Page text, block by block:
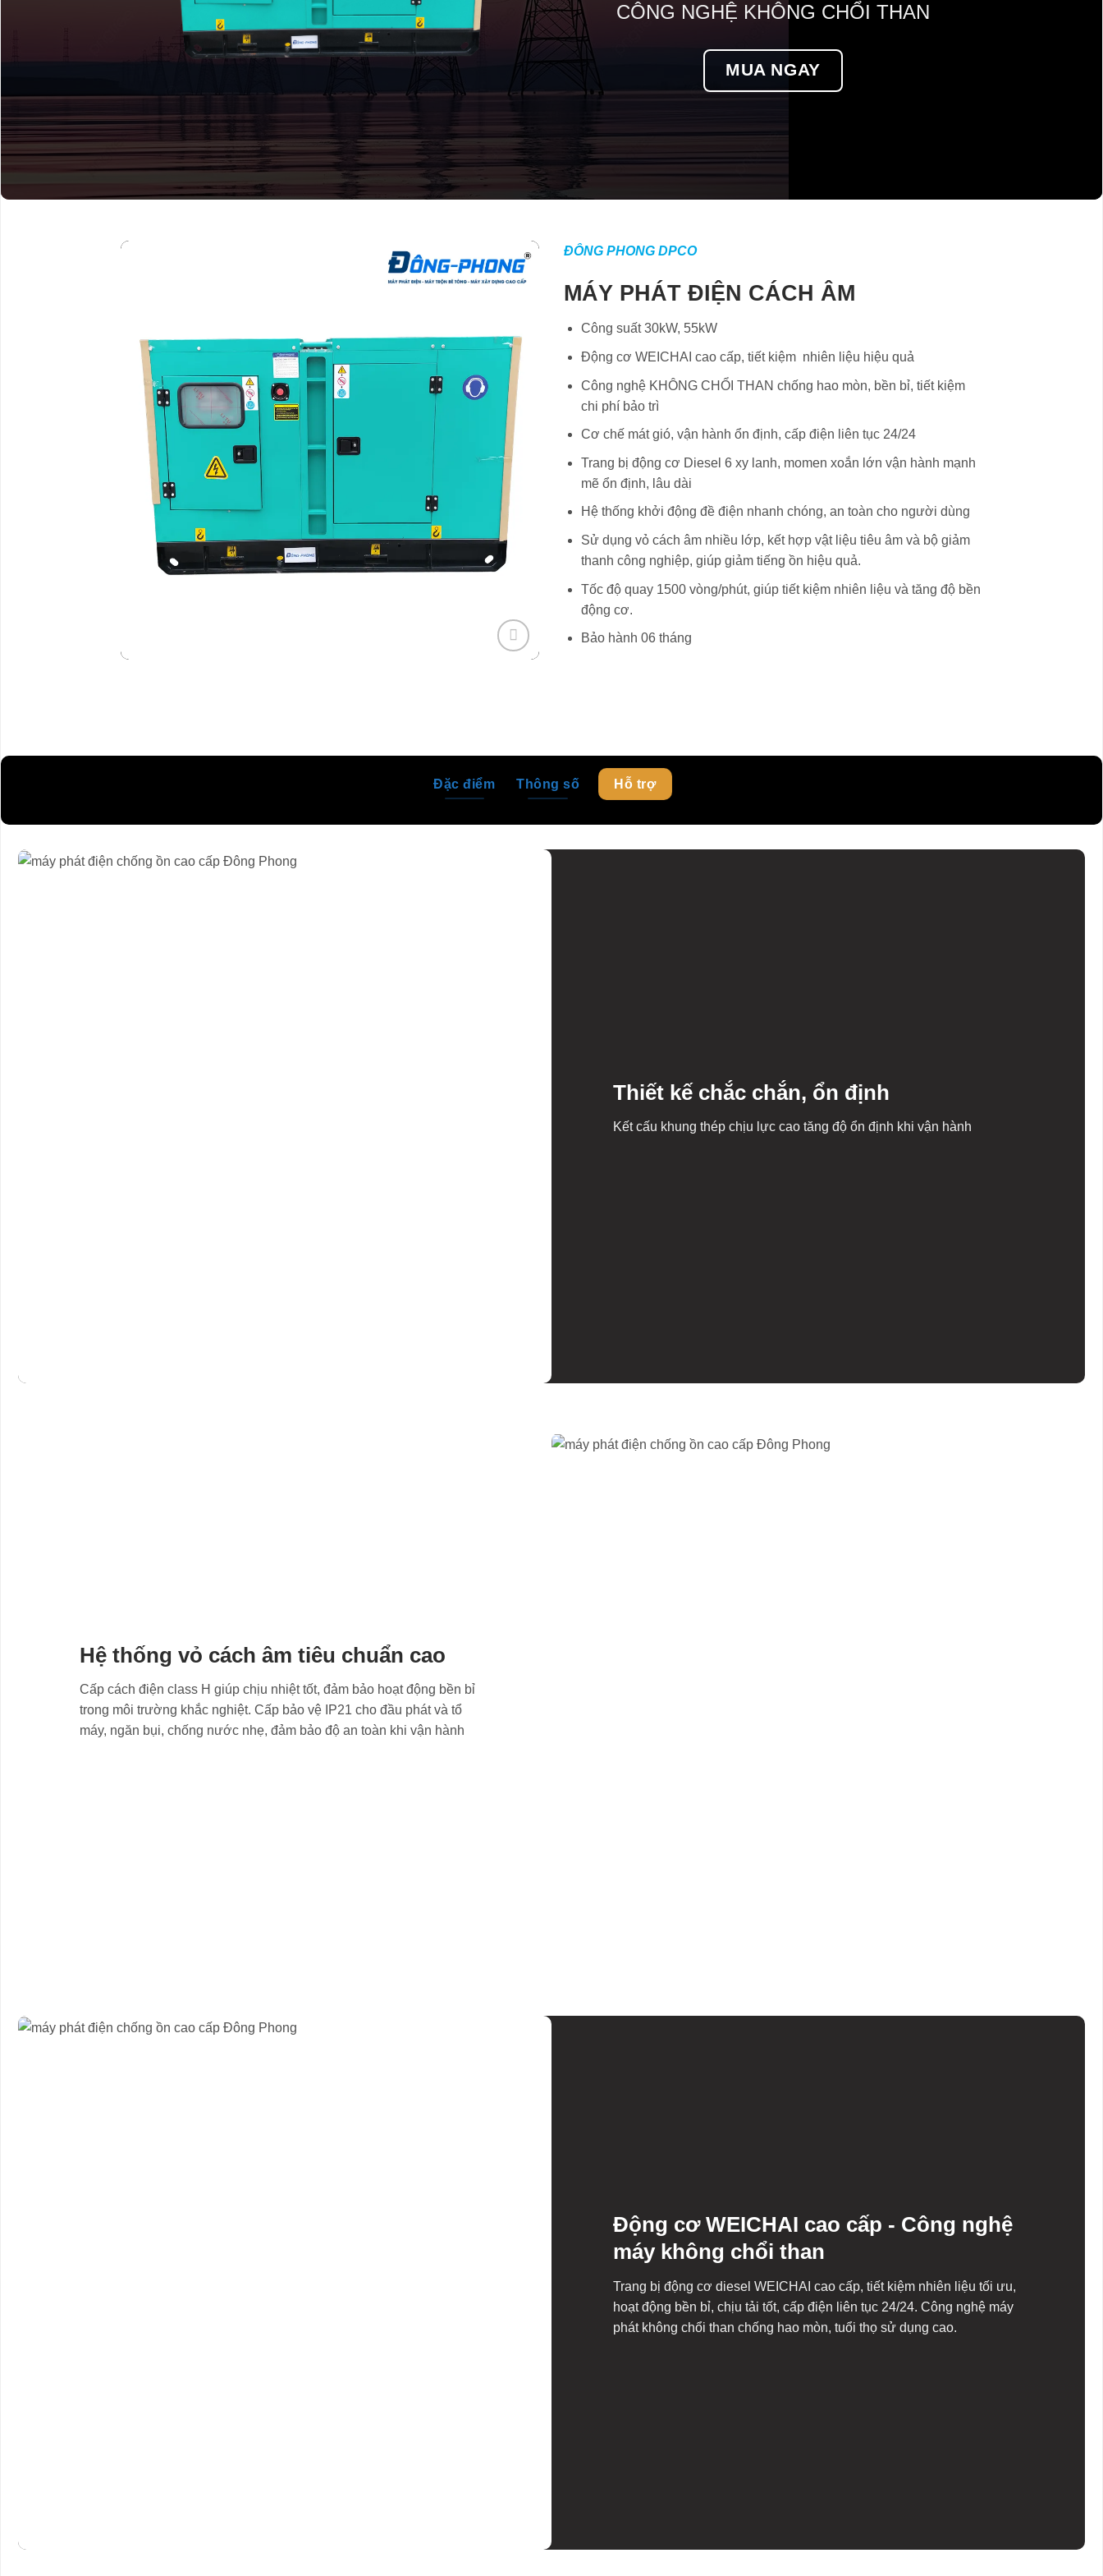
CÔNG NGHỆ KHÔNG CHỔI THAN
MUA NGAY
ĐÔNG PHONG DPCO
MÁY PHÁT ĐIỆN CÁCH ÂM
Công suất 30kW, 55kW
Động cơ WEICHAI cao cấp, tiết kiệm nhiên liệu hiệu quả
Công nghệ KHÔNG CHỔI THAN chống hao mòn, bền bỉ, tiết kiệm
chi phí bảo trì
Cơ chế mát gió, vận hành ổn định, cấp điện liên tục 24/24
Trang bị động cơ Diesel 6 xy lanh, momen xoắn lớn vận hành mạnh
mẽ ổn định, lâu dài
Hệ thống khởi động đề điện nhanh chóng, an toàn cho người dùng
Sử dụng vỏ cách âm nhiều lớp, kết hợp vật liệu tiêu âm và bộ giảm
thanh công nghiệp, giúp giảm tiếng ồn hiệu quả.
Tốc độ quay 1500 vòng/phút, giúp tiết kiệm nhiên liệu và tăng độ bền
động cơ.
Bảo hành 06 tháng
Đặc điểm Thông số Hỗ trợ
Thiết kế chắc chắn, ổn định
Kết cấu khung thép chịu lực cao tăng độ ổn định khi vận hành
Hệ thống vỏ cách âm tiêu chuẩn cao
Cấp cách điện class H giúp chịu nhiệt tốt, đảm bảo hoạt động bền bỉ
trong môi trường khắc nghiệt. Cấp bảo vệ IP21 cho đầu phát và tổ
máy, ngăn bụi, chống nước nhẹ, đảm bảo độ an toàn khi vận hành
Động cơ WEICHAI cao cấp - Công nghệ
máy không chổi than
Trang bị động cơ diesel WEICHAI cao cấp, tiết kiệm nhiên liệu tối ưu,
hoạt động bền bỉ, chịu tải tốt, cấp điện liên tục 24/24. Công nghệ máy
phát không chổi than chống hao mòn, tuổi thọ sử dụng cao.